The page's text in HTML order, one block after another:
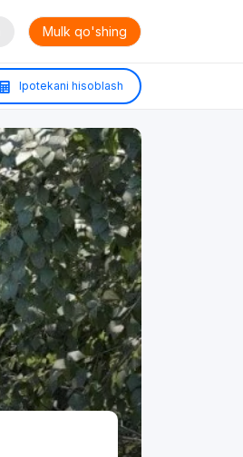
Mulk qo'shing
Ipotekani hisoblash